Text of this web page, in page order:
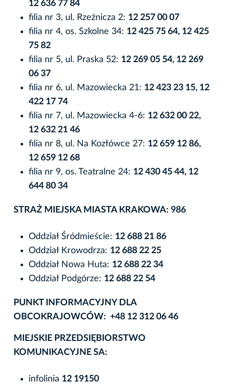
12 636 77 84
filia nr 3, ul. Rzeźnicza 2: 12 257 00 07
filia nr 4, os. Szkolne 34: 12 425 75 64, 12 425
75 82
filia nr 5, ul. Praska 52: 12 269 05 54, 12 269
06 37
filia nr 6, ul. Mazowiecka 21: 12 423 23 15, 12
422 17 74
filia nr 7, ul. Mazowiecka 4-6: 12 632 00 22,
12 632 21 46
filia nr 8, ul. Na Kozłówce 27: 12 659 12 86,
12 659 12 68
filia nr 9, os. Teatralne 24: 12 430 45 44, 12
644 80 34
STRAŻ MIEJSKA MIASTA KRAKOWA: 986
Oddział Śródmieście: 12 688 21 86
Oddział Krowodrza: 12 688 22 25
Oddział Nowa Huta: 12 688 22 34
Oddział Podgórze: 12 688 22 54
PUNKT INFORMACYJNY DLA
OBCOKRAJOWCÓW: +48 12 312 06 46
MIEJSKIE PRZEDSIĘBIORSTWO
KOMUNIKACYJNE SA:
infolinia 12 19150